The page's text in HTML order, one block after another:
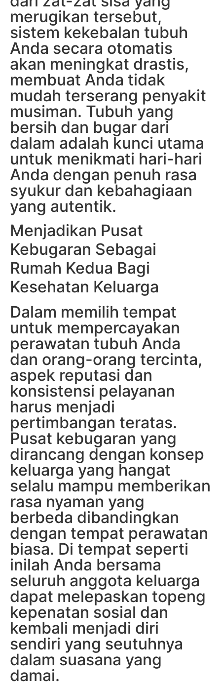
merugikan tersebut,
sistem kekebalan tubuh
Anda secara otomatis
akan meningkat drastis,
membuat Anda tidak
mudah terserang penyakit
musiman. Tubuh yang
bersih dan bugar dari
dalam adalah kunci utama
untuk menikmati hari-hari
Anda dengan penuh rasa
syukur dan kebahagiaan
yang autentik.
Menjadikan Pusat
Kebugaran Sebagai
Rumah Kedua Bagi
Kesehatan Keluarga
Dalam memilih tempat
untuk mempercayakan
perawatan tubuh Anda
dan orang-orang tercinta,
aspek reputasi dan
konsistensi pelayanan
harus menjadi
pertimbangan teratas.
Pusat kebugaran yang
dirancang dengan konsep
keluarga yang hangat
selalu mampu memberikan
rasa nyaman yang
berbeda dibandingkan
dengan tempat perawatan
biasa. Di tempat seperti
inilah Anda bersama
seluruh anggota keluarga
dapat melepaskan topeng
kepenatan sosial dan
kembali menjadi diri
sendiri yang seutuhnya
dalam suasana yang
damai.